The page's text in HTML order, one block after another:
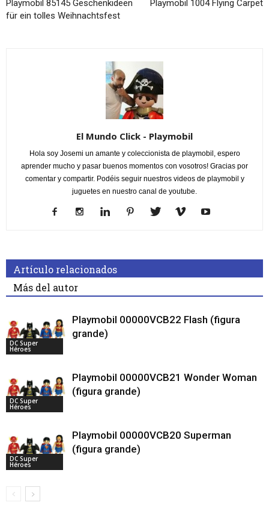
Playmobil 85145 Geschenkideen
für ein tolles Weihnachtsfest
Playmobil 1004 Flying Carpet
El Mundo Click - Playmobil
Hola soy Josemi un amante y coleccionista de playmobil, espero
aprender mucho y pasar buenos momentos con vosotros! Gracias por
comentar y compartir. Podéis seguir nuestros videos de playmobil y
juguetes en nuestro canal de youtube.
Artículo relacionados
Más del autor
DC Super
Héroes
Playmobil 00000VCB22 Flash (figura
grande)
DC Super
Héroes
Playmobil 00000VCB21 Wonder Woman
(figura grande)
DC Super
Héroes
Playmobil 00000VCB20 Superman
(figura grande)